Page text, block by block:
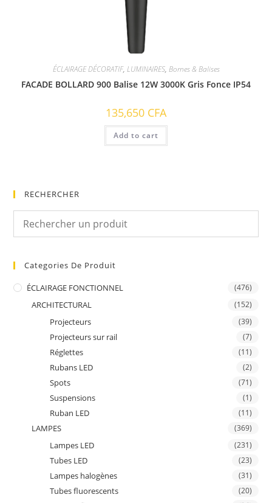
ÉCLAIRAGE DÉCORATIF, LUMINAIRES, Bornes & Balises
FACADE BOLLARD 900 Balise 12W 3000K Gris Fonce IP54
135,650 CFA
Add to cart
RECHERCHER
Categories De Produit
ÉCLAIRAGE FONCTIONNEL (476)
ARCHITECTURAL (152)
Projecteurs (39)
Projecteurs sur rail (7)
Réglettes (11)
Rubans LED (2)
Spots (71)
Suspensions (1)
Ruban LED (11)
LAMPES (369)
Lampes LED (231)
Tubes LED (23)
Lampes halogènes (31)
Tubes fluorescents (20)